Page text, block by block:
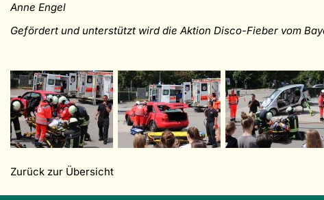
Anne Engel
Gefördert und unterstützt wird die Aktion Disco-Fieber vom
Zurück zur Übersicht